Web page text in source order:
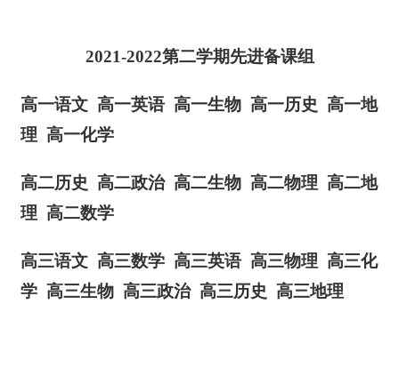
2021-2022第二学期先进备课组
高一语文 高一英语 高一生物 高一历史 高一地
理 高一化学
高二历史 高二政治 高二生物 高二物理 高二地
理 高二数学
高三语文 高三数学 高三英语 高三物理 高三化
学 高三生物 高三政治 高三历史 高三地理